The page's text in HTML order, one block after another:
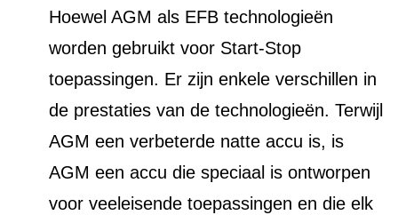
Hoewel AGM als EFB technologieën
worden gebruikt voor Start-Stop
toepassingen. Er zijn enkele verschillen in
de prestaties van de technologieën. Terwijl
AGM een verbeterde natte accu is, is
AGM een accu die speciaal is ontworpen
voor veeleisende toepassingen en die elk